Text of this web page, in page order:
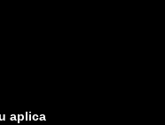
aplica